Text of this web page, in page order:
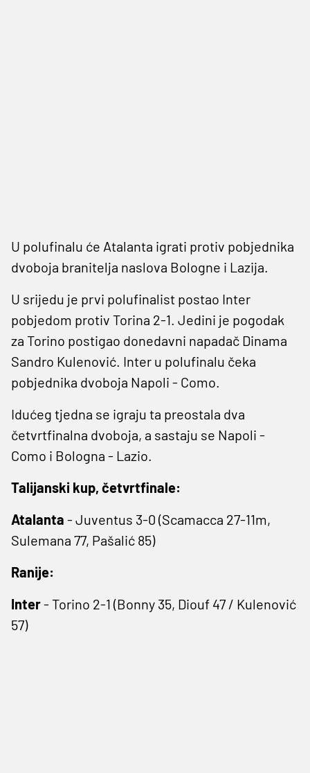
U polufinalu će Atalanta igrati protiv pobjednika
dvoboja branitelja naslova Bologne i Lazija.
U srijedu je prvi polufinalist postao Inter
pobjedom protiv Torina 2-1. Jedini je pogodak
za Torino postigao donedavni napadač Dinama
Sandro Kulenović. Inter u polufinalu čeka
pobjednika dvoboja Napoli - Como.
Idućeg tjedna se igraju ta preostala dva
četvrtfinalna dvoboja, a sastaju se Napoli -
Como i Bologna - Lazio.
Talijanski kup, četvrtfinale:
Atalanta - Juventus 3-0 (Scamacca 27-11m,
Sulemana 77, Pašalić 85)
Ranije:
Inter- Torino 2-1 (Bonny 35, Diouf 47 / Kulenović
57)